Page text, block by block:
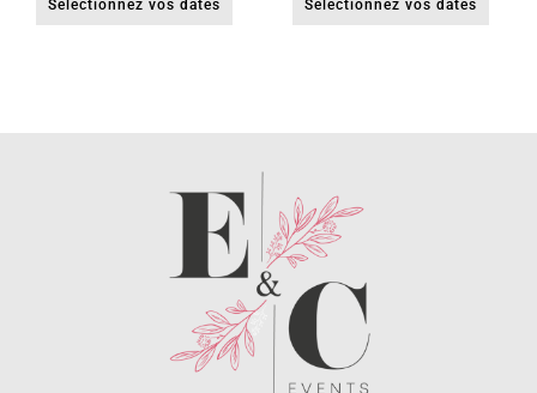
Selectionnez vos dates Selectionnez vos dates